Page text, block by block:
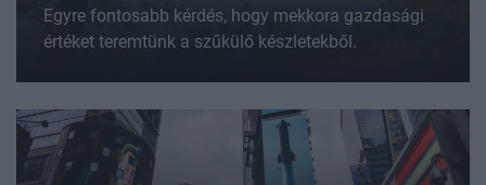
Egyre fontosabb kérdés, hogy mekkora gazdasági
értéket teremtünk a szűkülő készletekből.